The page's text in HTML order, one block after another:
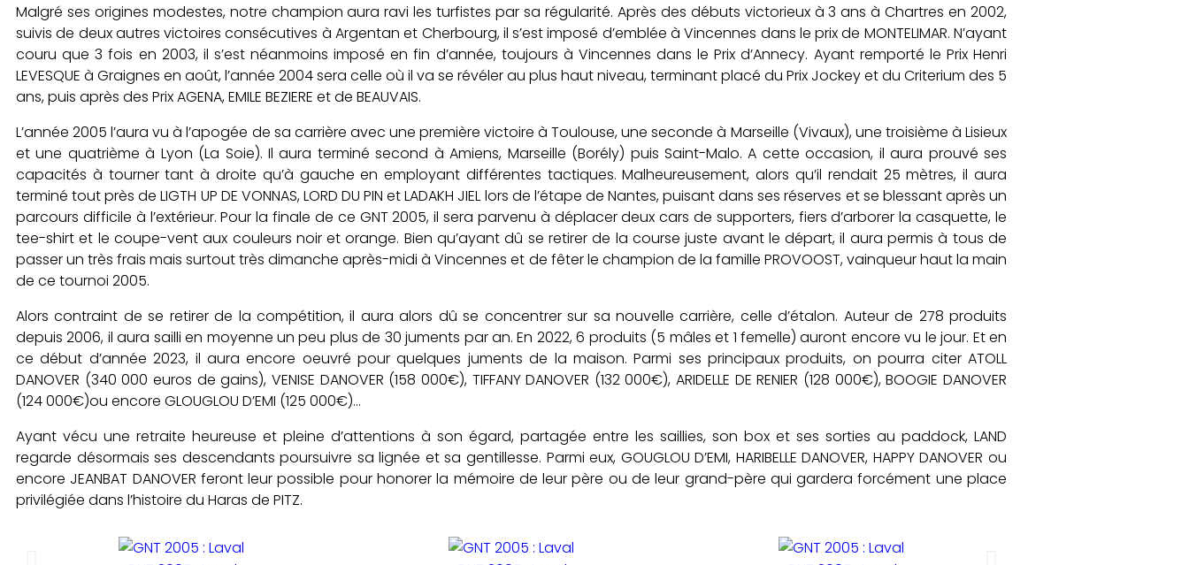
Malgré ses origines modestes, notre champion aura ravi les turfistes par sa régularité. Après des débuts victorieux à 3 ans à Chartres en 2002,
suivis de deux autres victoires consécutives à Argentan et Cherbourg, il s’est imposé d’emblée à Vincennes dans le prix de MONTELIMAR. N’ayant
couru que 3 fois en 2003, il s’est néanmoins imposé en fin d’année, toujours à Vincennes dans le Prix d’Annecy. Ayant remporté le Prix Henri
LEVESQUE à Graignes en août, l’année 2004 sera celle où il va se révéler au plus haut niveau, terminant placé du Prix Jockey et du Criterium des 5
ans, puis après des Prix AGENA, EMILE BEZIERE et de BEAUVAIS.
L’année 2005 l’aura vu à l’apogée de sa carrière avec une première victoire à Toulouse, une seconde à Marseille (Vivaux), une troisième à Lisieux
et une quatrième à Lyon (La Soie). Il aura terminé second à Amiens, Marseille (Borély) puis Saint-Malo. A cette occasion, il aura prouvé ses
capacités à tourner tant à droite qu’à gauche en employant différentes tactiques. Malheureusement, alors qu’il rendait 25 mètres, il aura
terminé tout près de LIGTH UP DE VONNAS, LORD DU PIN et LADAKH JIEL lors de l’étape de Nantes, puisant dans ses réserves et se blessant après un
parcours difficile à l’extérieur. Pour la finale de ce GNT 2005, il sera parvenu à déplacer deux cars de supporters, fiers d’arborer la casquette, le
tee-shirt et le coupe-vent aux couleurs noir et orange. Bien qu’ayant dû se retirer de la course juste avant le départ, il aura permis à tous de
passer un très frais mais surtout très dimanche après-midi à Vincennes et de fêter le champion de la famille PROVOOST, vainqueur haut la main
de ce tournoi 2005.
Alors contraint de se retirer de la compétition, il aura alors dû se concentrer sur sa nouvelle carrière, celle d’étalon. Auteur de 278 produits
depuis 2006, il aura sailli en moyenne un peu plus de 30 juments par an. En 2022, 6 produits (5 mâles et 1 femelle) auront encore vu le jour. Et en
ce début d’année 2023, il aura encore oeuvré pour quelques juments de la maison. Parmi ses principaux produits, on pourra citer ATOLL
DANOVER (340 000 euros de gains), VENISE DANOVER (158 000€), TIFFANY DANOVER (132 000€), ARIDELLE DE RENIER (128 000€), BOOGIE DANOVER
(124 000€)ou encore GLOUGLOU D’EMI (125 000€)…
Ayant vécu une retraite heureuse et pleine d’attentions à son égard, partagée entre les saillies, son box et ses sorties au paddock, LAND
regarde désormais ses descendants poursuivre sa lignée et sa gentillesse. Parmi eux, GOUGLOU D’EMI, HARIBELLE DANOVER, HAPPY DANOVER ou
encore JEANBAT DANOVER feront leur possible pour honorer la mémoire de leur père ou de leur grand-père qui gardera forcément une place
privilégiée dans l’histoire du Haras de PITZ.